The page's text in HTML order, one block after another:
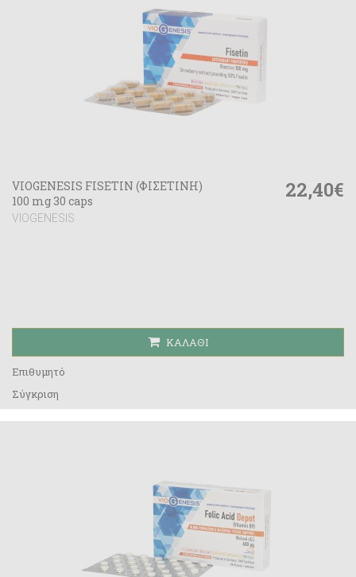
VIOGENESIS FISETIN (ΦΙΣΕΤΙΝΗ)
100 mg 30 caps
VIOGENESIS
22,40€
ΚΑΛΆΘΙ
Επιθυμητό
Σύγκριση